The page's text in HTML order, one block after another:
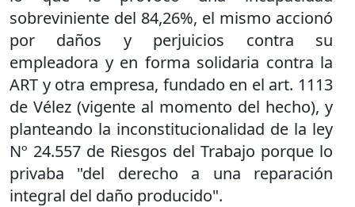
sobreviniente del 84,26%, el mismo accionó
por daños y perjuicios contra su
empleadora y en forma solidaria contra la
ART y otra empresa, fundado en el art. 1113
de Vélez (vigente al momento del hecho), y
planteando la inconstitucionalidad de la ley
Nº 24.557 de Riesgos del Trabajo porque lo
privaba "del derecho a una reparación
integral del daño producido".